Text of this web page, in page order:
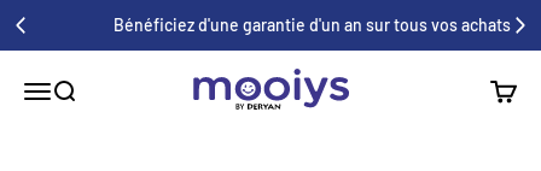
Bénéficiez d'une garantie d'un an sur tous vos achats
MenuRecherche
Mooiys